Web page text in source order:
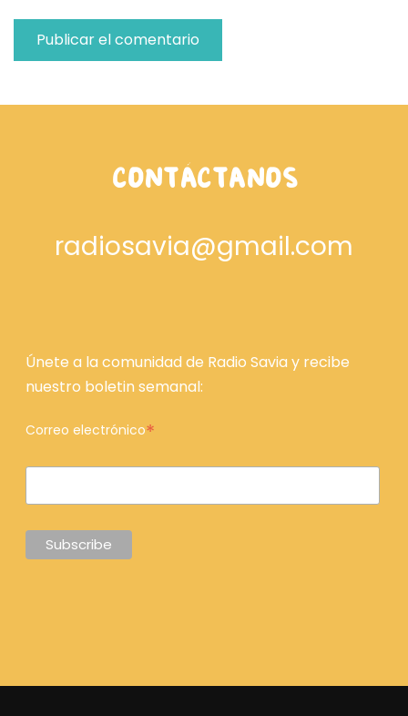
CONTÁCTANOS
radiosavia@gmail.com
Únete a la comunidad de Radio Savia y recibe
nuestro boletin semanal:
Correo electrónico*